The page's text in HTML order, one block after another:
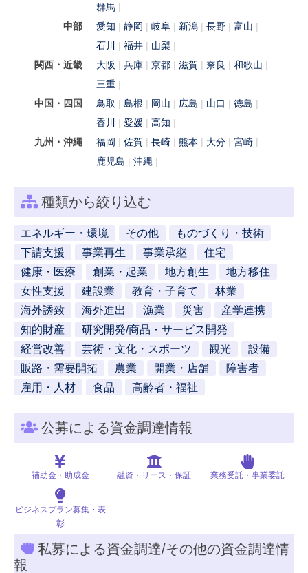
群馬
中部
愛知 静岡 岐阜 新潟 長野
富山
石川
福井
山梨
関西・近畿
大阪 兵庫 京都 滋賀 奈良
和歌山
三重
中国・四国
鳥取 島根 岡山 広島 山口
徳島
香川
愛媛
高知
九州・沖縄
福岡 佐賀 長崎 熊本 大分
宮崎
鹿児島
沖縄
種類から絞り込む
エネルギー・環境 その他
ものづくり・技術
下請支援
事業再生 事業承継
住宅
健康・医療
創業・起業 地方創生
地方移住
女性支援
建設業 教育・子育て
林業
海外誘致
海外進出 漁業 災害
産学連携
知的財産
研究開発/商品・サービス開発
経営改善
芸術・文化・スポーツ 観光
設備
販路・需要開拓
農業 開業・店舗
障害者
雇用・人材
食品 高齢者・福祉
公募による資金調達情報
補助金・助成金 融資・リース・保証 業務受託・事業委託
ビジネスプラン募集・表
彰
私募による資金調達/その他の資金調達情
報